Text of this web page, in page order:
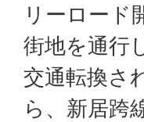
リーロード
街地を通行
交通転換さ
ら、新居跨